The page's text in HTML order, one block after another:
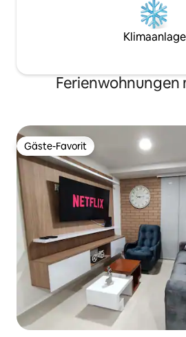
Klimaanlage
Ferienwohnungen
Gäste-Favorit
Gäste-Favorit